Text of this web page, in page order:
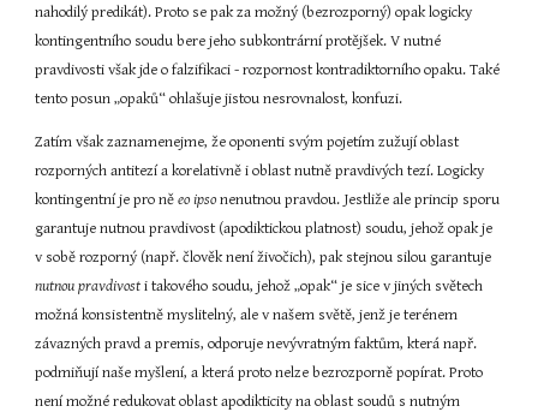
nahodilý predikát). Proto se pak za možný (bezrozporný) opak logicky
kontingentního soudu bere jeho subkontrární protějšek. V nutné
pravdivosti však jde o falzifikaci - rozpornost kontradiktorního opaku. Také
tento posun „opaků“ ohlašuje jistou nesrovnalost, konfuzi.
Zatím však zaznamenejme, že oponenti svým pojetím zužují oblast
rozporných antitezí a korelativně i oblast nutně pravdivých tezí. Logicky
kontingentní je pro ně eo ipso nenutnou pravdou. Jestliže ale princip sporu
garantuje nutnou pravdivost (apodiktickou platnost) soudu, jehož opak je
nutnou pravdivost i takového soudu, jehož „opak“ je sice v jiných světech
možná konsistentně myslitelný, ale v našem světě, jenž je terénem
závazných pravd a premis, odporuje nevývratným faktům, která např.
podmiňují naše myšlení, a která proto nelze bezrozporně popírat. Proto
není možné redukovat oblast apodikticity na oblast soudů s nutným